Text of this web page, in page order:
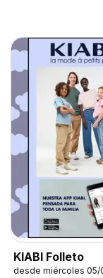
KIABI Folleto
desde miércoles 05/